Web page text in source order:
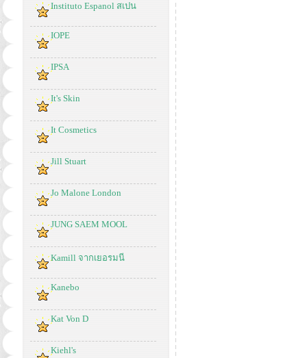
Instituto Espanol สเปน
IOPE
IPSA
It's Skin
It Cosmetics
Jill Stuart
Jo Malone London
JUNG SAEM MOOL
Kamill จากเยอรมนี
Kanebo
Kat Von D
Kiehl's